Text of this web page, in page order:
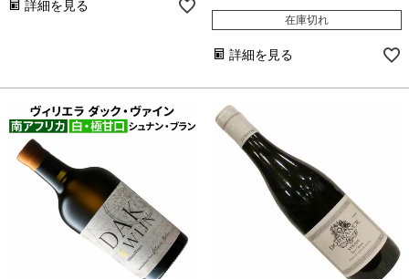
詳細を見る
在庫切れ
詳細を見る